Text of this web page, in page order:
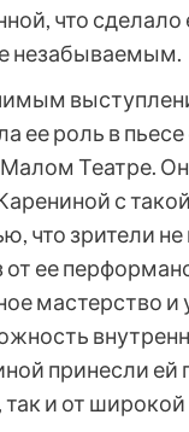
что сделало
незабываемым.
ее роль в пьесе
Театре.
с такой
что зрители
от ее
мастерство и
принесли ей
так и от